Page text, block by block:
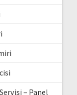
– Panel